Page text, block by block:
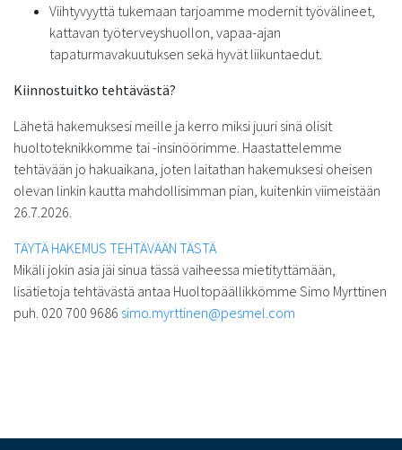
Viihtyvyyttä tukemaan tarjoamme modernit työvälineet,
kattavan työterveyshuollon, vapaa-ajan
tapaturmavakuutuksen sekä hyvät liikuntaedut.
Kiinnostuitko tehtävästä?
Lähetä hakemuksesi meille ja kerro miksi juuri sinä olisit
huoltoteknikkomme tai -insinöörimme. Haastattelemme
tehtävään jo hakuaikana, joten laitathan hakemuksesi oheisen
olevan linkin kautta mahdollisimman pian, kuitenkin viimeistään
26.7.2026.
TÄYTÄ HAKEMUS TEHTÄVÄÄN TÄSTÄ
Mikäli jokin asia jäi sinua tässä vaiheessa mietityttämään,
lisätietoja tehtävästä antaa Huoltopäällikkömme Simo Myrttinen
puh. 020 700 9686 simo.myrttinen@pesmel.com